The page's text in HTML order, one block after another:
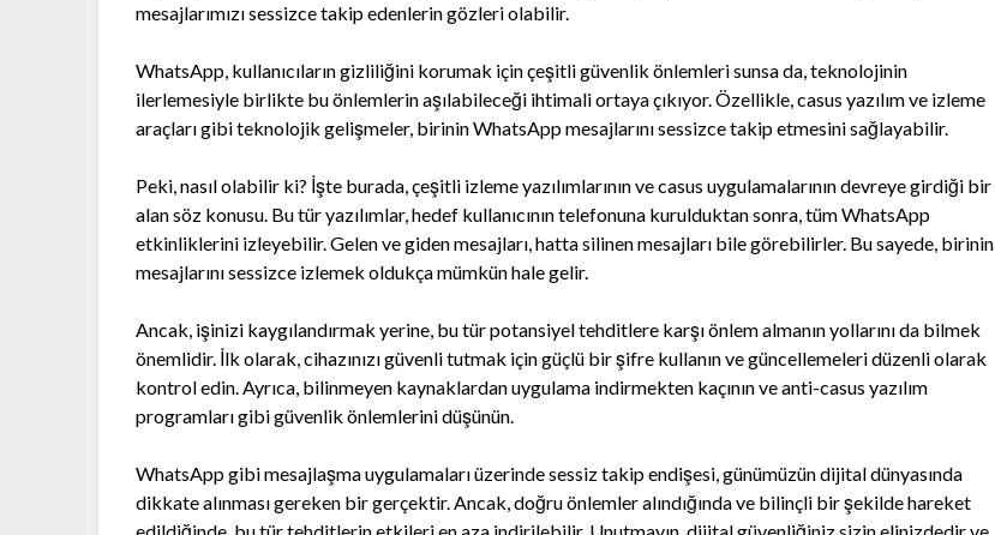
mesajlarımızı sessizce takip edenlerin gözleri olabilir.
WhatsApp, kullanıcıların gizliliğini korumak için çeşitli güvenlik önlemleri sunsa da, teknolojinin
ilerlemesiyle birlikte bu önlemlerin aşılabileceği ihtimali ortaya çıkıyor. Özellikle, casus yazılım ve izleme
araçları gibi teknolojik gelişmeler, birinin WhatsApp mesajlarını sessizce takip etmesini sağlayabilir.
Peki, nasıl olabilir ki? İşte burada, çeşitli izleme yazılımlarının ve casus uygulamalarının devreye girdiği bir
alan söz konusu. Bu tür yazılımlar, hedef kullanıcının telefonuna kurulduktan sonra, tüm WhatsApp
etkinliklerini izleyebilir. Gelen ve giden mesajları, hatta silinen mesajları bile görebilirler. Bu sayede, birinin
mesajlarını sessizce izlemek oldukça mümkün hale gelir.
Ancak, işinizi kaygılandırmak yerine, bu tür potansiyel tehditlere karşı önlem almanın yollarını da bilmek
önemlidir. İlk olarak, cihazınızı güvenli tutmak için güçlü bir şifre kullanın ve güncellemeleri düzenli olarak
kontrol edin. Ayrıca, bilinmeyen kaynaklardan uygulama indirmekten kaçının ve anti-casus yazılım
programları gibi güvenlik önlemlerini düşünün.
WhatsApp gibi mesajlaşma uygulamaları üzerinde sessiz takip endişesi, günümüzün dijital dünyasında
dikkate alınması gereken bir gerçektir. Ancak, doğru önlemler alındığında ve bilinçli bir şekilde hareket